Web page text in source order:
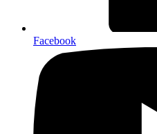
Facebook